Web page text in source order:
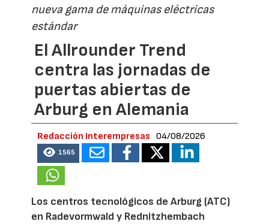
nueva gama de máquinas eléctricas
estándar
El Allrounder Trend
centra las jornadas de
puertas abiertas de
Arburg en Alemania
Redacción Interempresas 04/08/2026
1565
Los centros tecnológicos de Arburg (ATC)
en Radevormwald y Rednitzhembach